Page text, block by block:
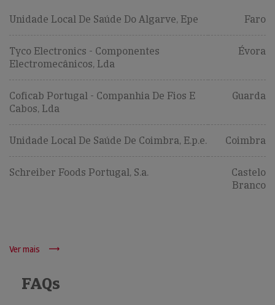
Unidade Local De Saúde Do Algarve, Epe Faro
Tyco Electronics - Componentes
Electromecânicos, Lda
Évora
Coficab Portugal - Companhia De Fios E
Cabos, Lda
Guarda
Unidade Local De Saúde De Coimbra, E.p.e. Coimbra
Schreiber Foods Portugal, S.a.
Castelo
Branco
Ver mais
FAQs